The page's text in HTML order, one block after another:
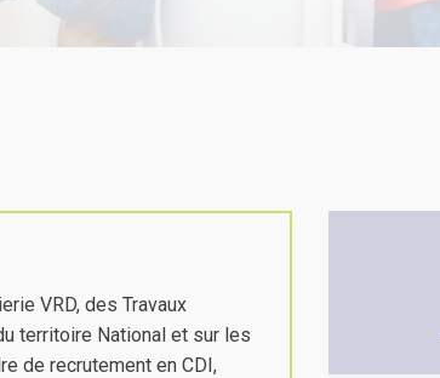
VRD, des Travaux
territoire National et sur les
de recrutement en CDI,